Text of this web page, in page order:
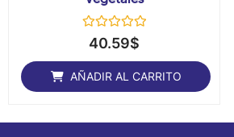
Valorado
con
0
de
5
40.59$
AÑADIR AL CARRITO